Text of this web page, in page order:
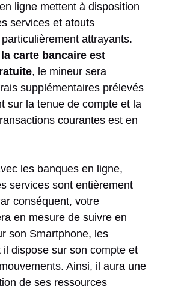
ligne mettent à disposition
services et atouts
attrayants.
la carte bancaire est
, le mineur sera
supplémentaires prélevés
sur la tenue de compte et la
courantes est en
les banques en ligne,
services sont entièrement
conséquent, votre
en mesure de suivre en
son Smartphone, les
il dispose sur son compte et
Ainsi, il aura une
de ses ressources